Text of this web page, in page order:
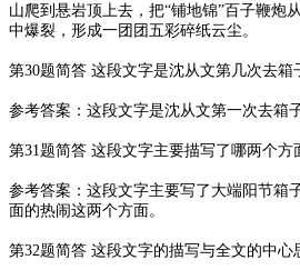
山爬到悬岩顶上去，把“铺地锦”百子鞭炮
中爆裂，形成一团团五彩碎纸云尘。
第30题简答 这段文字是沈从文第几次去箱
参考答案：这段文字是沈从文第一次去箱
第31题简答 这段文字主要描写了哪两个方
参考答案：这段文字主要写了大端阳节箱
面的热闹这两个方面。
第32题简答 这段文字的描写与全文的中心